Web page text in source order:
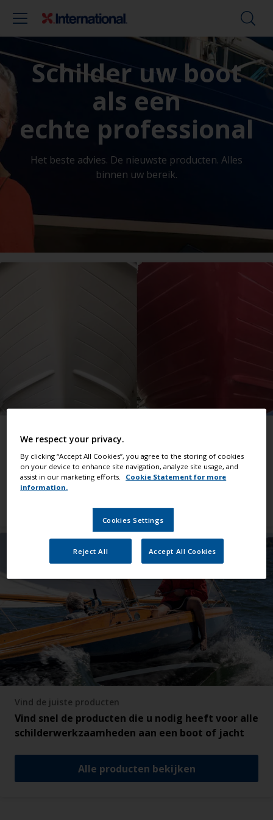
Schilder uw boot
als een
echte professional
Het beste advies. De nieuwste producten. Alles
binnen uw bereik.
Handig advies dat u verder helpt bij alle
werkzaamheden
Vind de juiste producten
Vind snel de producten die u nodig heeft voor alle
schilderwerkzaamheden aan een boot of jacht
Alle producten bekijken
We respect your privacy.
By clicking “Accept All Cookies”, you agree to the storing of cookies
on your device to enhance site navigation, analyze site usage, and
assist in our marketing efforts.
Cookie Statement for more
information.
Cookies Settings
Reject All Accept All Cookies